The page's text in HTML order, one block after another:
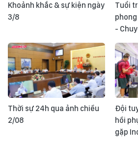
Khoảnh khắc & sự kiện ngày
3/8
Tuổi
-
Thời sự 24h qua ảnh chiều
2/08
Đội
hồi
gặp